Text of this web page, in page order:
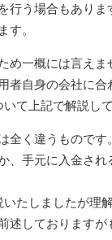
行う場合もあり
す。
め一概には言え
者自身の会社に
て上記で解説し
全く違うもので
、手元に入金され
たしましたが理
述しております